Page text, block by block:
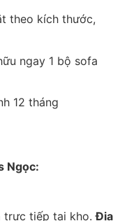
theo kích thước,
ngay 1 bộ sofa
12 tháng
Ngọc:
trực tiếp tại kho.Địa